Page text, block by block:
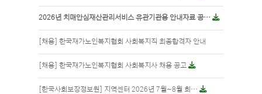
2026년 치매안심재산관리서비스 유관기관용 안내자료 공…
[채용] 한국재가노인복지협회 사회복지직 최종합격자 안내
[채용] 한국재가노인복지협회 사회복지사 채용 공고
[한국사회보장정보원] 지역센터 2026년 7월~8월 희…